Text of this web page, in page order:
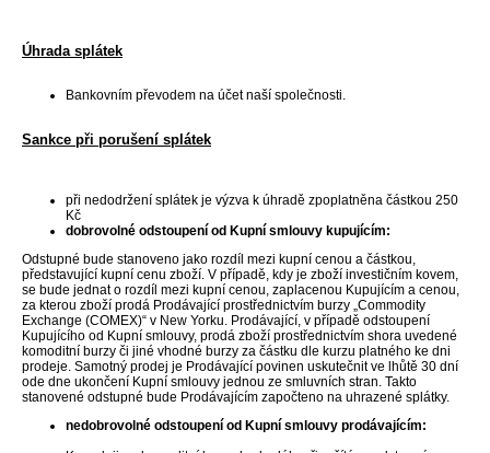
Úhrada splátek
Bankovním převodem na účet naší společnosti.
Sankce při porušení splátek
při nedodržení splátek je výzva k úhradě zpoplatněna částkou 250
Kč
dobrovolné odstoupení od Kupní smlouvy kupujícím:
Odstupné bude stanoveno jako rozdíl mezi kupní cenou a částkou,
představující kupní cenu zboží. V případě, kdy je zboží investičním kovem,
se bude jednat o rozdíl mezi kupní cenou, zaplacenou Kupujícím a cenou,
za kterou zboží prodá Prodávající prostřednictvím burzy „Commodity
Exchange (COMEX)“ v New Yorku. Prodávající, v případě odstoupení
Kupujícího od Kupní smlouvy, prodá zboží prostřednictvím shora uvedené
komoditní burzy či jiné vhodné burzy za částku dle kurzu platného ke dni
prodeje. Samotný prodej je Prodávající povinen uskutečnit ve lhůtě 30 dní
ode dne ukončení Kupní smlouvy jednou ze smluvních stran. Takto
stanovené odstupné bude Prodávajícím započteno na uhrazené splátky.
nedobrovolné odstoupení od Kupní smlouvy prodávajícím: